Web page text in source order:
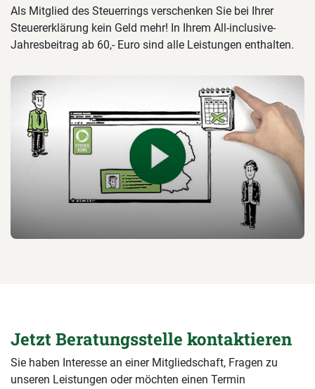
Als Mitglied des Steuerrings verschenken Sie bei Ihrer
Steuererklärung kein Geld mehr! In Ihrem All-inclusive-
Jahresbeitrag ab 60,- Euro sind alle Leistungen enthalten.
Jetzt Beratungsstelle kontaktieren
Sie haben Interesse an einer Mitgliedschaft, Fragen zu
unseren Leistungen oder möchten einen Termin